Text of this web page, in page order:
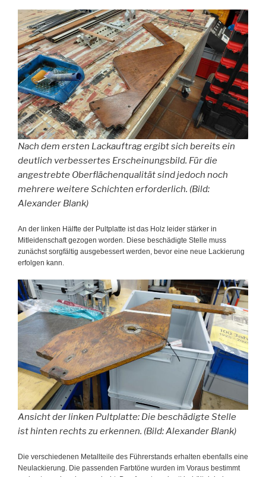
Nach dem ersten Lackauftrag ergibt sich bereits ein
deutlich verbessertes Erscheinungsbild. Für die
angestrebte Oberflächenqualität sind jedoch noch
mehrere weitere Schichten erforderlich. (Bild:
Alexander Blank)
An der linken Hälfte der Pultplatte ist das Holz leider stärker in
Mitleidenschaft gezogen worden. Diese beschädigte Stelle muss
zunächst sorgfältig ausgebessert werden, bevor eine neue Lackierung
erfolgen kann.
Ansicht der linken Pultplatte: Die beschädigte Stelle
ist hinten rechts zu erkennen. (Bild: Alexander Blank)
Die verschiedenen Metallteile des Führerstands erhalten ebenfalls eine
Neulackierung. Die passenden Farbtöne wurden im Voraus bestimmt